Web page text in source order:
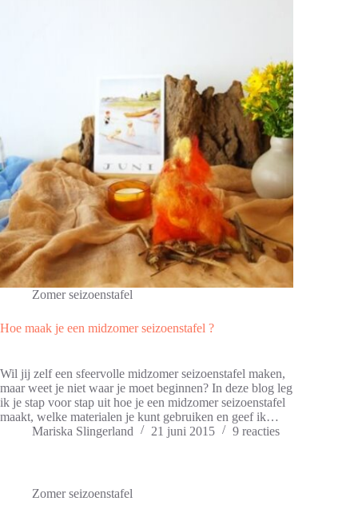
Zomer seizoenstafel
Hoe maak je een midzomer seizoenstafel ?
Wil jij zelf een sfeervolle midzomer seizoenstafel maken,
maar weet je niet waar je moet beginnen? In deze blog leg
ik je stap voor stap uit hoe je een midzomer seizoenstafel
maakt, welke materialen je kunt gebruiken en geef ik…
Mariska Slingerland
21 juni 2015 9 reacties
Zomer seizoenstafel